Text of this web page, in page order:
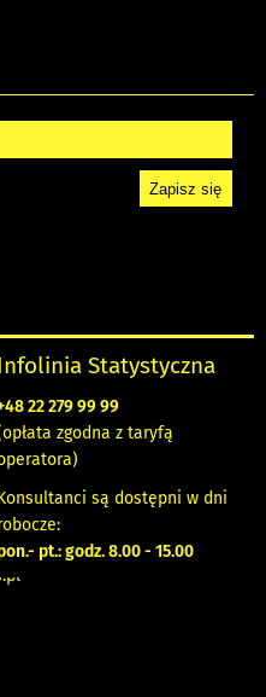
Statystyczna
22 279 99 99
zgodna z taryfą
są dostępni w dni
pt.: godz. 8.00 - 15.00